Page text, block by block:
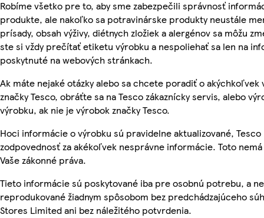
Robíme všetko pre to, aby sme zabezpečili správnosť
produkte, ale nakoľko sa potravinárske produkty neustále
prísady, obsah výživy, diétnych zložiek a alergénov sa môžu
ste si vždy prečítať etiketu výrobku a nespoliehať sa len na
poskytnuté na webových stránkach.
Ak máte nejaké otázky alebo sa chcete poradiť o akýchkoľvek
značky Tesco, obráťte sa na Tesco zákaznícky servis, alebo
výrobku, ak nie je výrobok značky Tesco.
Hoci informácie o výrobku sú pravidelne aktualizované, Tesco
zodpovednosť za akékoľvek nesprávne informácie. Toto
Vaše zákonné práva.
Tieto informácie sú poskytované iba pre osobnú potrebu, a
reprodukované žiadnym spôsobom bez predchádzajúceho
Stores Limited ani bez náležitého potvrdenia.